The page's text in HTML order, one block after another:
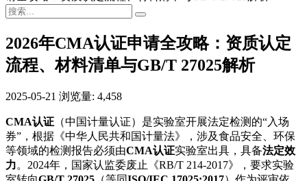
2026年CMA认证申请全攻略：资质认定
流程、材料清单与GB/T 27025解析
2025-05-21 浏览量: 4,458
CMA认证 （中国计量认证）是实验室开展法定检测的“入场
券”，根据《中华人民共和国计量法》，涉及食品安全、环保
等领域的检测报告必须由CMA认证实验室出具，具备法定效
力。2024年，国家认监委废止《RB/T 214-2017》，要求实验